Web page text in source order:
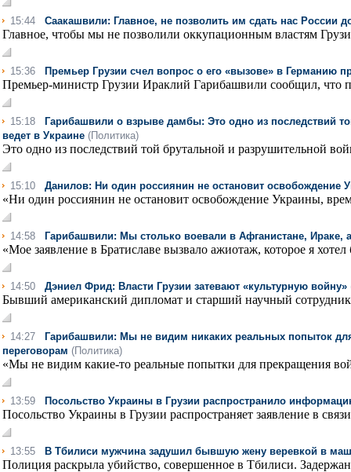
15:44 Саакашвили: Главное, не позволить им сдать нас России
Главное, чтобы мы не позволили оккупационным властям
15:36 Премьер Грузии счел вопрос о его «вызове» в Германию
Премьер-министр Грузии Ираклий Гарибашвили сообщил, что
15:18
Гарибашвили о взрыве дамбы: Это одно из последствий
ведет в Украине (Политика)
Это одно из последствий той брутальной и разрушительной
15:10 Данилов: Ни один россиянин не остановит
«Ни один россиянин не остановит освобождение Украины,
14:58 Гарибашвили: Мы столько воевали в Афганистане, Ираке,
«Мое заявление в Братиславе вызвало ажиотаж, которое я
14:50 Дэниел Фрид: Власти Грузии затевают «культурную войну»
Бывший американский дипломат и старший научный сотрудник
14:27
Гарибашвили: Мы не видим никаких реальных попыток
переговорам (Политика)
«Мы не видим какие-то реальные попытки для прекращения
13:59 Посольство Украины в Грузии распространило
Посольство Украины в Грузии распространяет заявление в
13:55 В Тбилиси мужчина задушил бывшую жену веревкой в
Полиция раскрыла убийство, совершенное в Тбилиси.